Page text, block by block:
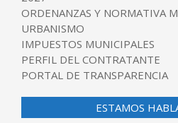
ORDENANZAS Y NORMATIVA
URBANISMO
IMPUESTOS MUNICIPALES
PERFIL DEL CONTRATANTE
PORTAL DE TRANSPARENCIA
ESTAMOS